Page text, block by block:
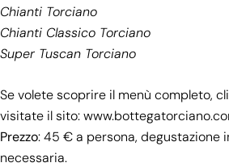
Chianti Torciano
Chianti Classico Torciano
Super Tuscan Torciano
Se volete scoprire il menù completo,
visitate il sito:
Prezzo: 45 € a persona, degustazione
necessaria.